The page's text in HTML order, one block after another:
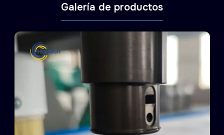
Galería de productos